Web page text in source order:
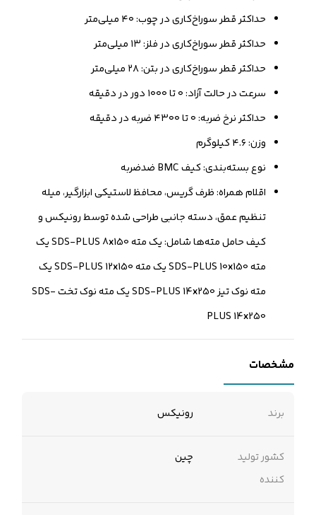
حداکثر قطر سوراخ‌کاری‌ در چوب: ۴۰ میلی‌متر
حداکثر قطر سوراخ‌کاری‌ در فلز: ۱۳ میلی‌متر
حداکثر قطر سوراخ‌کاری‌ در بتن: ۲۸ میلی‌متر
سرعت در حالت آزاد: ۰ تا ۱۰۰۰ دور در دقیقه
حداکثر نرخ ضربه: ۰ تا ۴۳۰۰ ضربه در دقیقه
وزن: ۴.۶ کیلوگرم
نوع بسته‌بندی: کیف BMC ضدضربه
اقلام همراه: ظرف گریس، محافظ لاستیکی ابزارگیر، میله
تنظیم عمق، دسته جانبی طراحی شده توسط رونیکس و
کیف حامل مته‌ها شامل: یک مته SDS-PLUS 8x150 یک
مته SDS-PLUS 10x150 یک مته SDS-PLUS 12x150 یک
مته نوک تیز SDS-PLUS 14x250 یک مته نوک تخت SDS-
PLUS 14x250
مشخصات
برند رونیکس
کشور تولید
کننده
چین